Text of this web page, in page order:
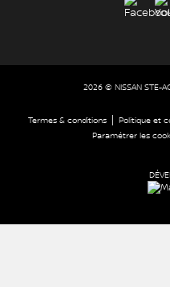
2026 © NISSAN STE-
Termes & conditions| Politique et
Paramétrer les